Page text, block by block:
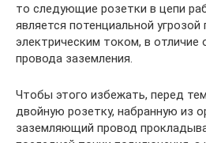
то следующие розетки в цепи
является потенциальной угрозой
электрическим током, в отличие
провода заземления.
Чтобы этого избежать, перед
двойную розетку, набранную из
заземляющий провод